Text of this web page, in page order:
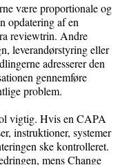
være proportionale og
opdatering af en
reviewtrin. Andre
leverandørstyring eller
adresserer den
gennemføre
problem.
vigtig. Hvis en CAPA
instruktioner, systemer
ske kontrolleret.
mens Change